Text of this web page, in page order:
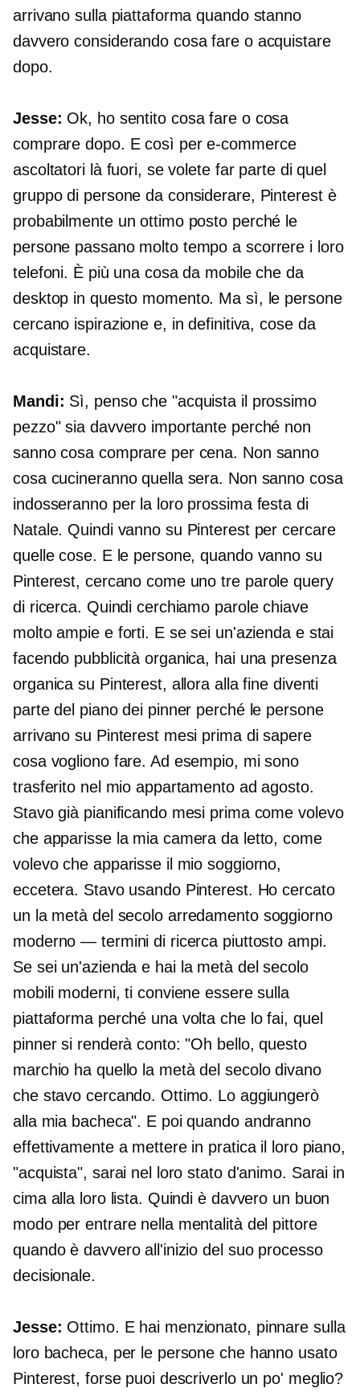
arrivano sulla piattaforma quando stanno
davvero considerando cosa fare o acquistare
dopo.
Jesse: Ok, ho sentito cosa fare o cosa
comprare dopo. E così pere-commerce
ascoltatori là fuori, se volete far parte di quel
gruppo di persone da considerare, Pinterest è
probabilmente un ottimo posto perché le
persone passano molto tempo a scorrere i loro
telefoni. È più una cosa da mobile che da
desktop in questo momento. Ma sì, le persone
cercano ispirazione e, in definitiva, cose da
acquistare.
Mandi: Sì, penso che "acquista il prossimo
pezzo" sia davvero importante perché non
sanno cosa comprare per cena. Non sanno
cosa cucineranno quella sera. Non sanno cosa
indosseranno per la loro prossima festa di
Natale. Quindi vanno su Pinterest per cercare
quelle cose. E le persone, quando vanno su
Pinterest, cercano come unotre parole query
di ricerca. Quindi cerchiamo parole chiave
molto ampie e forti. E se sei un'azienda e stai
facendo pubblicità organica, hai una presenza
organica su Pinterest, allora alla fine diventi
parte del piano dei pinner perché le persone
arrivano su Pinterest mesi prima di sapere
cosa vogliono fare. Ad esempio, mi sono
trasferito nel mio appartamento ad agosto.
Stavo già pianificando mesi prima come volevo
che apparisse la mia camera da letto, come
volevo che apparisse il mio soggiorno,
eccetera. Stavo usando Pinterest. Ho cercato
un la metà del secoloarredamento soggiorno
moderno — termini di ricerca piuttosto ampi.
Se sei un'azienda e hai la metà del secolo
mobili moderni, ti conviene essere sulla
piattaforma perché una volta che lo fai, quel
pinner si renderà conto: "Oh bello, questo
marchio ha quello la metà del secolodivano
che stavo cercando. Ottimo. Lo aggiungerò
alla mia bacheca". E poi quando andranno
effettivamente a mettere in pratica il loro piano,
"acquista", sarai nel loro stato d'animo. Sarai in
cima alla loro lista. Quindi è davvero un buon
modo per entrare nella mentalità del pittore
quando è davvero all'inizio del suo processo
decisionale.
Jesse: Ottimo. E hai menzionato, pinnare sulla
loro bacheca, per le persone che hanno usato
Pinterest, forse puoi descriverlo un po' meglio?